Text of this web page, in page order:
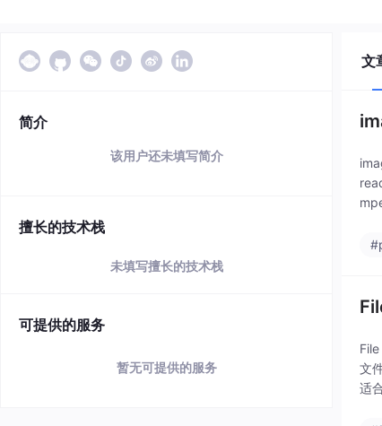
简介
该用户还未填写简介
擅长的技术栈
未填写擅长的技术栈
可提供的服务
暂无可提供的服务
文
文
适